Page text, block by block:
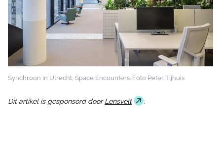
Synchroon in Utrecht, Space Encounters. Foto Peter Tijhuis
Dit artikel is gesponsord doorLensvelt .